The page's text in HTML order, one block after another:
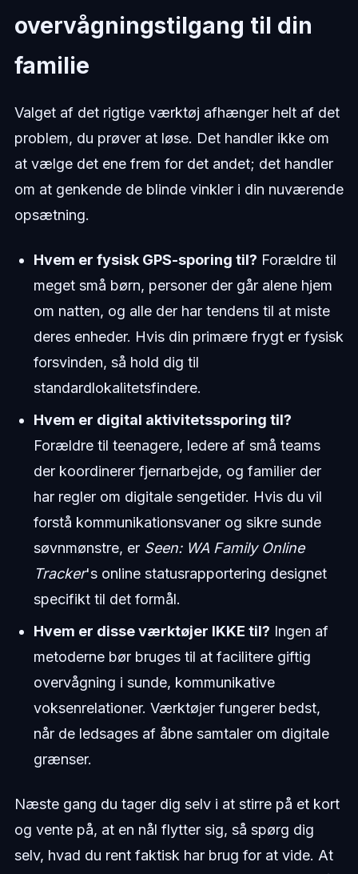
overvågningstilgang til din
familie
Valget af det rigtige værktøj afhænger helt af det
problem, du prøver at løse. Det handler ikke om
at vælge det ene frem for det andet; det handler
om at genkende de blinde vinkler i din nuværende
opsætning.
Hvem er fysisk GPS-sporing til? Forældre til
meget små børn, personer der går alene hjem
om natten, og alle der har tendens til at miste
deres enheder. Hvis din primære frygt er fysisk
forsvinden, så hold dig til
standardlokalitetsfindere.
Hvem er digital aktivitetssporing til?
Forældre til teenagere, ledere af små teams
der koordinerer fjernarbejde, og familier der
har regler om digitale sengetider. Hvis du vil
forstå kommunikationsvaner og sikre sunde
søvnmønstre, er Seen: WA Family Online
Tracker's online statusrapportering designet
specifikt til det formål.
Hvem er disse værktøjer IKKE til? Ingen af
metoderne bør bruges til at facilitere giftig
overvågning i sunde, kommunikative
voksenrelationer. Værktøjer fungerer bedst,
når de ledsages af åbne samtaler om digitale
grænser.
Næste gang du tager dig selv i at stirre på et kort
og vente på, at en nål flytter sig, så spørg dig
selv, hvad du rent faktisk har brug for at vide. At